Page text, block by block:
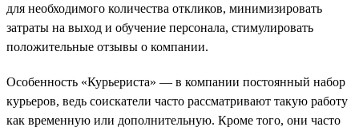
для необходимого количества откликов, минимизировать
затраты на выход и обучение персонала, стимулировать
положительные отзывы о компании.
Особенность «Курьериста» — в компании постоянный набор
курьеров, ведь соискатели часто рассматривают такую работу
как временную или дополнительную. Кроме того, они часто